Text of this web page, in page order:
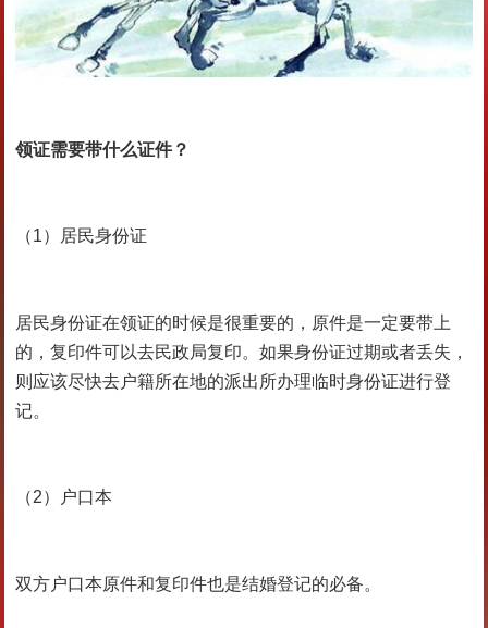
领证需要带什么证件？
（1）居民身份证
居民身份证在领证的时候是很重要的，原件是一定要带上
的，复印件可以去民政局复印。如果身份证过期或者丢失，
则应该尽快去户籍所在地的派出所办理临时身份证进行登
记。
（2）户口本
双方户口本原件和复印件也是结婚登记的必备。